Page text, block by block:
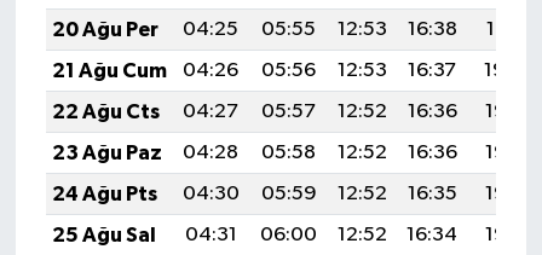
20 Ağu Per
04:25 05:55 12:53 16:38
19:41
21 Ağu Cum
04:26 05:56 12:53 16:37
19:39
22 Ağu Cts
04:27 05:57 12:52 16:36
19:38
23 Ağu Paz
04:28 05:58 12:52 16:36
19:36
24 Ağu Pts
04:30 05:59 12:52 16:35
19:35
25 Ağu Sal
04:31 06:00 12:52 16:34 19:33